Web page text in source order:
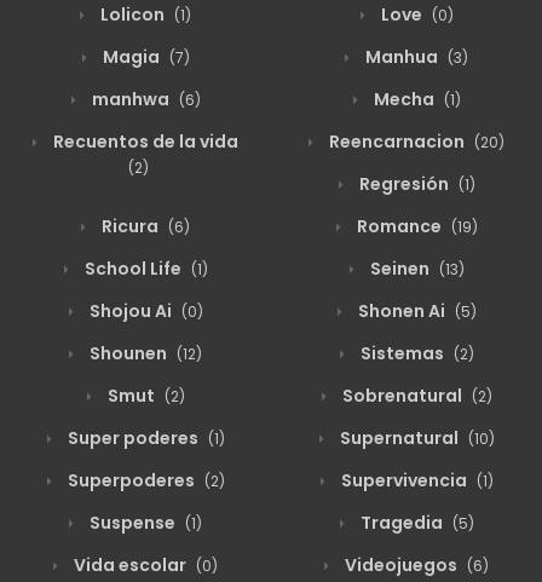
Lolicon (1) Love (0)
Magia (7) Manhua (3)
manhwa (6) Mecha (1)
Recuentos de la vida
(2)
Reencarnacion (20)
Regresión (1)
Ricura (6) Romance (19)
School Life (1) Seinen (13)
Shojou Ai (0) Shonen Ai (5)
Shounen (12) Sistemas (2)
Smut (2) Sobrenatural (2)
Super poderes (1) Supernatural (10)
Superpoderes (2) Supervivencia (1)
Suspense (1) Tragedia (5)
Vida escolar (0) Videojuegos (6)